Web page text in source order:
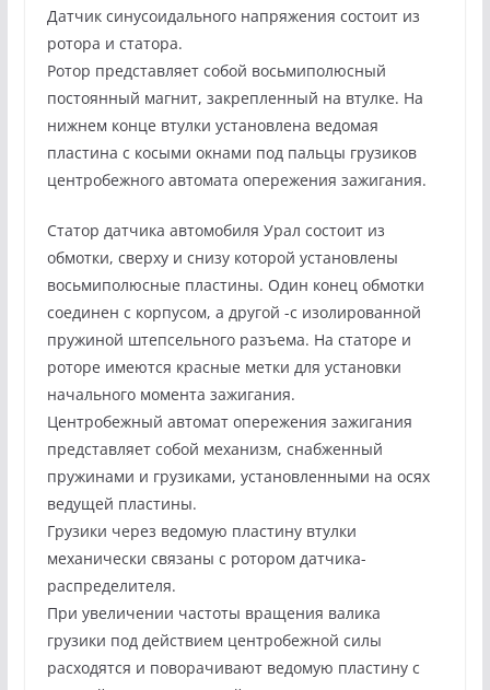
Датчик синусоидального напряжения состоит из
ротора и статора.
Ротор представляет собой восьмиполюсный
постоянный магнит, закрепленный на втулке. На
нижнем конце втулки установлена ведомая
пластина с косыми окнами под пальцы грузиков
центробежного автомата опережения зажигания.
Статор датчика автомобиля Урал состоит из
обмотки, сверху и снизу которой установлены
восьмиполюсные пластины. Один конец обмотки
соединен с корпусом, а другой -с изолированной
пружиной штепсельного разъема. На статоре и
роторе имеются красные метки для установки
начального момента зажигания.
Центробежный автомат опережения зажигания
представляет собой механизм, снабженный
пружинами и грузиками, установленными на осях
ведущей пластины.
Грузики через ведомую пластину втулки
механически связаны с ротором датчика-
распределителя.
При увеличении частоты вращения валика
грузики под действием центробежной силы
расходятся и поворачивают ведомую пластину с